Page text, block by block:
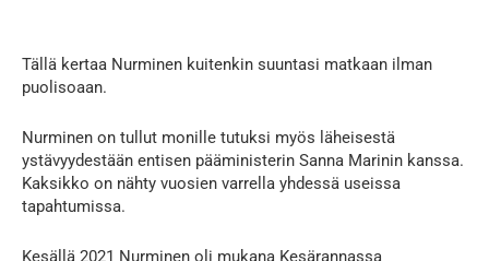
Tällä kertaa Nurminen kuitenkin suuntasi matkaan ilman
puolisoaan.
Nurminen on tullut monille tutuksi myös läheisestä
ystävyydestään entisen pääministerin Sanna Marinin kanssa.
Kaksikko on nähty vuosien varrella yhdessä useissa
tapahtumissa.